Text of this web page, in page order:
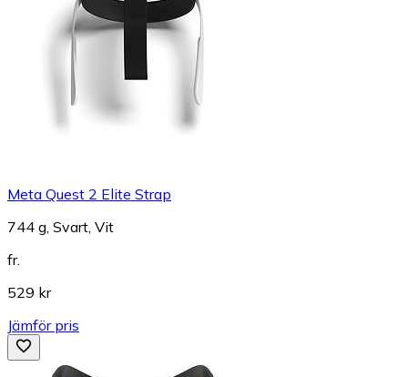
Meta Quest 2 Elite Strap
744 g, Svart, Vit
fr.
529 kr
Jämför pris